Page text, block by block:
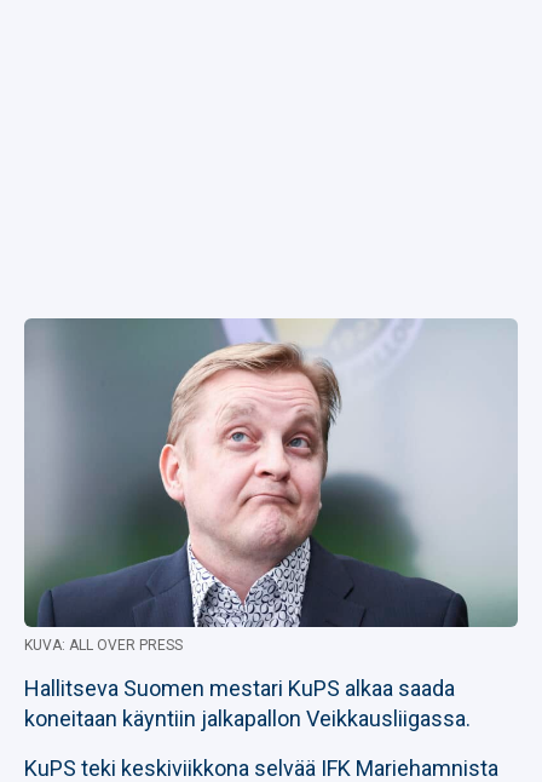
KUVA: ALL OVER PRESS
Hallitseva Suomen mestari KuPS alkaa saada
koneitaan käyntiin jalkapallon Veikkausliigassa.
KuPS teki keskiviikkona selvää IFK Mariehamnista